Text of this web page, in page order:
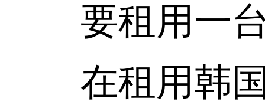
要租用一台
在租用韩国